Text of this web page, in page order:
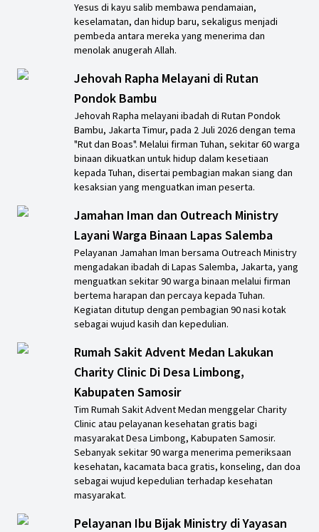
Yesus di kayu salib membawa pendamaian,
keselamatan, dan hidup baru, sekaligus menjadi
pembeda antara mereka yang menerima dan
menolak anugerah Allah.
Jehovah Rapha Melayani di Rutan
Pondok Bambu
Jehovah Rapha melayani ibadah di Rutan Pondok
Bambu, Jakarta Timur, pada 2 Juli 2026 dengan tema
"Rut dan Boas". Melalui firman Tuhan, sekitar 60 warga
binaan dikuatkan untuk hidup dalam kesetiaan
kepada Tuhan, disertai pembagian makan siang dan
kesaksian yang menguatkan iman peserta.
Jamahan Iman dan Outreach Ministry
Layani Warga Binaan Lapas Salemba
Pelayanan Jamahan Iman bersama Outreach Ministry
mengadakan ibadah di Lapas Salemba, Jakarta, yang
menguatkan sekitar 90 warga binaan melalui firman
bertema harapan dan percaya kepada Tuhan.
Kegiatan ditutup dengan pembagian 90 nasi kotak
sebagai wujud kasih dan kepedulian.
Rumah Sakit Advent Medan Lakukan
Charity Clinic Di Desa Limbong,
Kabupaten Samosir
Tim Rumah Sakit Advent Medan menggelar Charity
Clinic atau pelayanan kesehatan gratis bagi
masyarakat Desa Limbong, Kabupaten Samosir.
Sebanyak sekitar 90 warga menerima pemeriksaan
kesehatan, kacamata baca gratis, konseling, dan doa
sebagai wujud kepedulian terhadap kesehatan
masyarakat.
Pelayanan Ibu Bijak Ministry di Yayasan